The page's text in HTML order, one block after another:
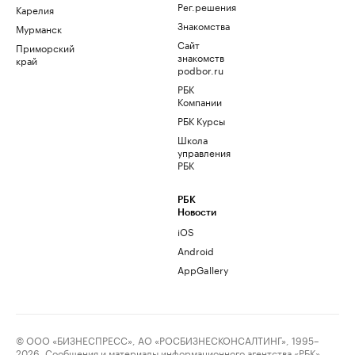
Карелия
Мурманск
Приморский
край
Рег.решения
Знакомства
Сайт
знакомств
podbor.ru
РБК
Компании
РБК Курсы
Школа
управления
РБК
РБК
Новости
iOS
Android
AppGallery
© ООО «БИЗНЕСПРЕСС», АО «РОСБИЗНЕСКОНСАЛТИНГ», 1995–